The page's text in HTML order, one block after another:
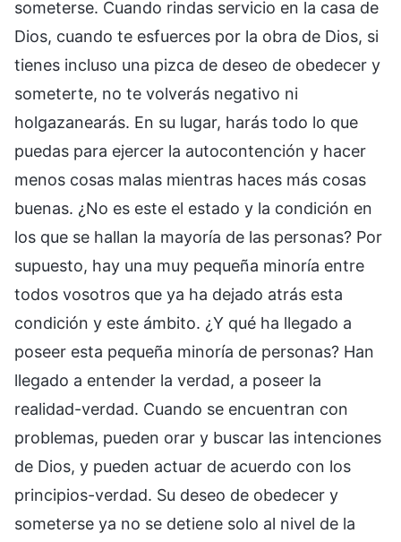
someterse. Cuando rindas servicio en la casa de
Dios, cuando te esfuerces por la obra de Dios, si
tienes incluso una pizca de deseo de obedecer y
someterte, no te volverás negativo ni
holgazanearás. En su lugar, harás todo lo que
puedas para ejercer la autocontención y hacer
menos cosas malas mientras haces más cosas
buenas. ¿No es este el estado y la condición en
los que se hallan la mayoría de las personas? Por
supuesto, hay una muy pequeña minoría entre
todos vosotros que ya ha dejado atrás esta
condición y este ámbito. ¿Y qué ha llegado a
poseer esta pequeña minoría de personas? Han
llegado a entender la verdad, a poseer la
realidad-verdad. Cuando se encuentran con
problemas, pueden orar y buscar las intenciones
de Dios, y pueden actuar de acuerdo con los
principios-verdad. Su deseo de obedecer y
someterse ya no se detiene solo al nivel de la